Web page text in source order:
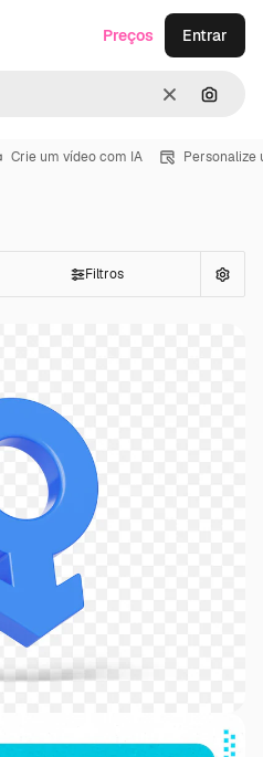
Limpar
Preços Entrar
Crie um vídeo com IA Personalize
Filtros